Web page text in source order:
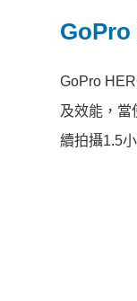
GoPro
GoPro
及效能，當
續拍攝1.5小